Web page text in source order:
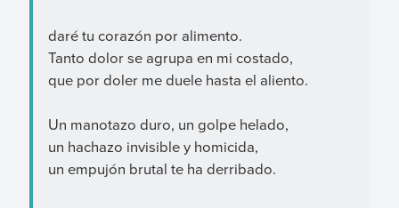
daré tu corazón por alimento.
Tanto dolor se agrupa en mi costado,
que por doler me duele hasta el aliento.
Un manotazo duro, un golpe helado,
un hachazo invisible y homicida,
un empujón brutal te ha derribado.